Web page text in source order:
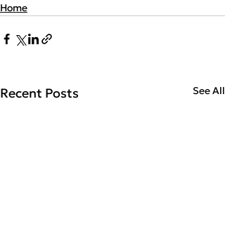
Home
Recent Posts See All